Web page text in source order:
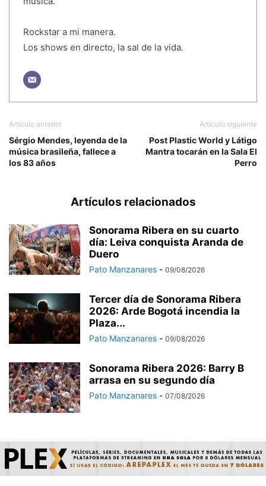
Rockstar a mi manera.
Los shows en directo, la sal de la vida.
Artículo anterior
Sérgio Mendes, leyenda de la
música brasileña, fallece a
los 83 años
Artículo siguiente
Post Plastic World y Látigo
Mantra tocarán en la Sala El
Perro
Artículos relacionados
Sonorama Ribera en su cuarto
día: Leiva conquista Aranda de
Duero
Pato Manzanares - 09/08/2026
Tercer día de Sonorama Ribera
2026: Arde Bogotá incendia la
Plaza...
Pato Manzanares - 09/08/2026
Sonorama Ribera 2026: Barry B
arrasa en su segundo día
Pato Manzanares - 07/08/2026